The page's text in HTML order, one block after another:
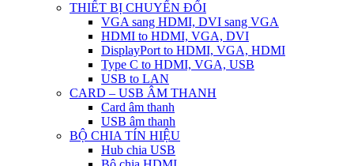
THIẾT BỊ CHUYỂN ĐỔI
VGA sang HDMI, DVI sang VGA
HDMI to HDMI, VGA, DVI
DisplayPort to HDMI, VGA, HDMI
Type C to HDMI, VGA, USB
USB to LAN
CARD – USB ÂM THANH
Card âm thanh
USB âm thanh
BỘ CHIA TÍN HIỆU
Hub chia USB